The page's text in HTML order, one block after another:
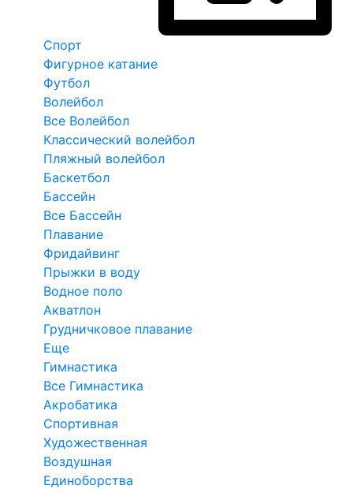
Спорт
Фигурное катание
Футбол
Волейбол
Все Волейбол
Классический волейбол
Пляжный волейбол
Баскетбол
Бассейн
Все Бассейн
Плавание
Фридайвинг
Прыжки в воду
Водное поло
Акватлон
Грудничковое плавание
Еще
Гимнастика
Все Гимнастика
Акробатика
Спортивная
Художественная
Воздушная
Единоборства